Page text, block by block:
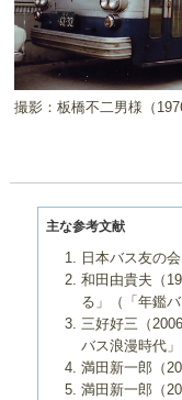
撮影：板橋不二男様（
主な参考文献
日本バス友の
和田由貴夫（
る」（「年鑑バ
三好好三（
バス浪漫時代」
満田新一郎（
満田新一郎（